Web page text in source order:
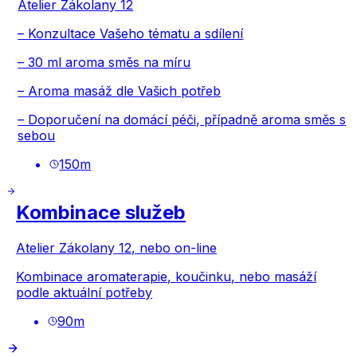
Atelier Zákolany 12
– Konzultace Vašeho tématu a sdílení
– 30 ml aroma směs na míru
– Aroma masáž dle Vašich potřeb
– Doporučení na domácí péči, případně aroma směs s
sebou
150m
Kombinace služeb
Atelier Zákolany 12, nebo on-line
Kombinace aromaterapie, koučinku, nebo masáží
podle aktuální potřeby
90m